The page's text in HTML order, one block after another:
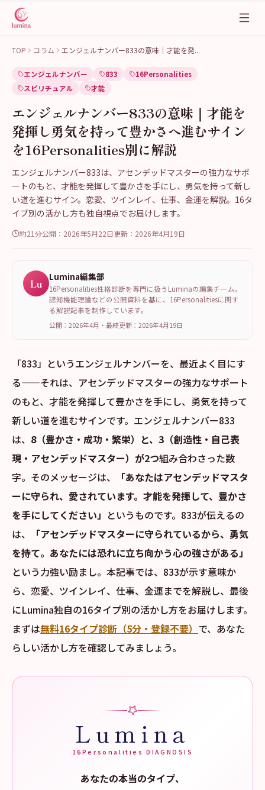
TOP コラム エンジェルナンバー833の意味｜才能を発...
エンジェルナンバー 833
16Personalities
スピリチュアル
才能
エンジェルナンバー833の意味｜才能を
発揮し勇気を持って豊かさへ進むサイン
を16Personalities別に解説
エンジェルナンバー833は、アセンデッドマスターの強力なサポ
ートのもと、才能を発揮して豊かさを手にし、勇気を持って新し
い道を進むサイン。恋愛、ツインレイ、仕事、金運を解説。16タ
イプ別の活かし方も独自視点でお届けします。
約21分公開： 2026年5月22日更新： 2026年4月19日
Lu Lumina編集部
16Personalities性格診断を専門に扱うLuminaの編集チーム。
認知機能理論などの公開資料を基に、16Personalitiesに関す
る解説記事を制作しています。
公開：2026年4月 ・ 最終更新： 2026年4月19日
「833」というエンジェルナンバーを、最近よく目にす
る——それは、アセンデッドマスターの強力なサポート
のもと、才能を発揮して豊かさを手にし、勇気を持って
新しい道を進むサインです。エンジェルナンバー833
は、 8（豊かさ・成功・繁栄）と、3（創造性・自己表
現・アセンデッドマスター）が2つ組み合わさった数
字。そのメッセージは、
「あなたはアセンデッドマスタ
ーに守られ、愛されています。才能を発揮して、豊かさ
を手にしてください」 というものです。833が伝えるの
は、
「アセンデッドマスターに守られているから、勇気
を持て。あなたには恐れに立ち向かう心の強さがある」
という力強い励まし。本記事では、833が示す意味か
ら、恋愛、ツインレイ、仕事、金運までを解説し、最後
にLumina独自の16タイプ別の活かし方をお届けします。
まずは無料16タイプ診断（5分・登録不要） で、あなた
らしい活かし方を確認してみましょう。
Lumina
16Personalities DIAGNOSIS
あなたの本当のタイプ、